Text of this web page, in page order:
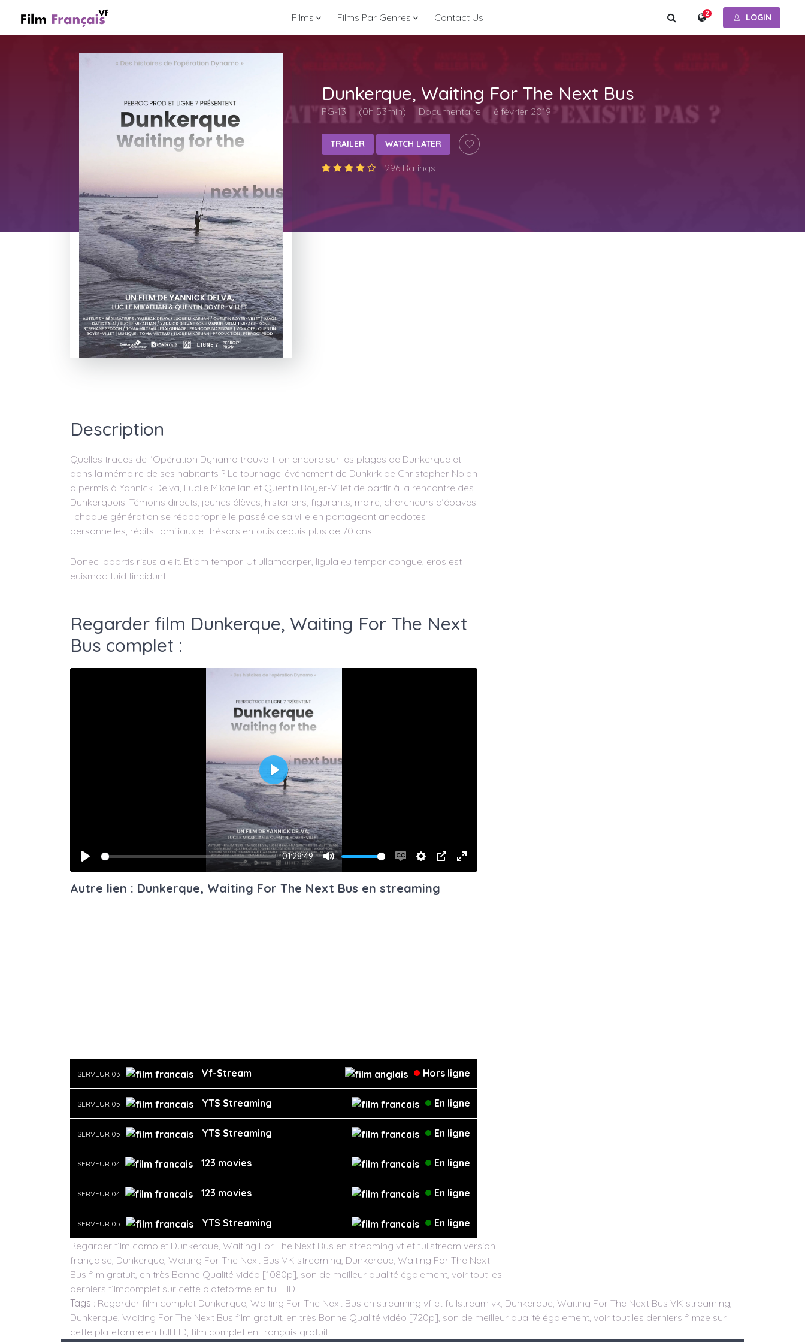
Films Films Par Genres Contact Us 2 LOGIN
Dunkerque, Waiting For The Next Bus
PG-13 (0h 53min) Documentaire 6 février 2019
TRAILER WATCH LATER
296 Ratings
Description
Quelles traces de l’Opération Dynamo trouve-t-on encore sur les plages de Dunkerque et
dans la mémoire de ses habitants ? Le tournage-événement de Dunkirk de Christopher Nolan
a permis à Yannick Delva, Lucile Mikaelian et Quentin Boyer-Villet de partir à la rencontre des
Dunkerquois. Témoins directs, jeunes élèves, historiens, figurants, maire, chercheurs d’épaves
: chaque génération se réapproprie le passé de sa ville en partageant anecdotes
personnelles, récits familiaux et trésors enfouis depuis plus de 70 ans.
Donec lobortis risus a elit. Etiam tempor. Ut ullamcorper, ligula eu tempor congue, eros est
euismod tuid tincidunt.
Regarder film Dunkerque, Waiting For The Next
Bus complet :
Play
01:28:49
Mute
Enable
captions
Settings
PIP Enter
Play
Autre lien : Dunkerque, Waiting For The Next Bus en streaming
SERVEUR 03 Vf-Stream Hors ligne
SERVEUR 05 YTS Streaming En ligne
SERVEUR 05 YTS Streaming En ligne
SERVEUR 04 123 movies En ligne
SERVEUR 04 123 movies En ligne
SERVEUR 05 YTS Streaming
En ligne
Regarder film complet Dunkerque, Waiting For The Next Bus en streaming vf et fullstream version
française, Dunkerque, Waiting For The Next Bus VK streaming, Dunkerque, Waiting For The Next
Bus film gratuit, en très Bonne Qualité vidéo [1080p], son de meilleur qualité également, voir tout les
derniers filmcomplet sur cette plateforme en full HD.
Tags : Regarder film complet Dunkerque, Waiting For The Next Bus en streaming vf et fullstream vk, Dunkerque, Waiting For The Next Bus VK streaming,
Dunkerque, Waiting For The Next Bus film gratuit, en très Bonne Qualité vidéo [720p], son de meilleur qualité également, voir tout les derniers filmze sur
cette plateforme en full HD, film complet en français gratuit.